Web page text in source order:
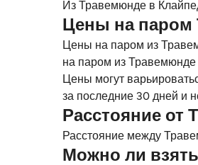
Из Травемюнде в
Цены на
Цены на паром из
на паром из Травемюнде
Цены могут
за последние 30 дней и
Расстояние от
Расстояние между
Можно ли